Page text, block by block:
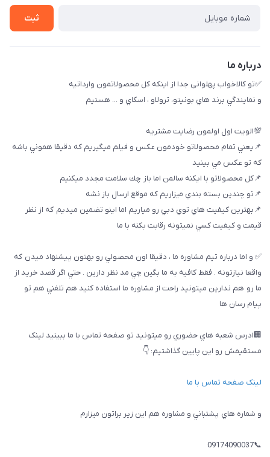
تماس با ما
ثبت
درباره ما
✅تو كالاخواب پهلوانى جدا از اينكه كل محصولاتمون وارداتيه
و نمايندگي برند هاي بونيتو، ترولاو ، اسكاي و ... هستيم
💯الويت اول اولمون رضايت مشتريه
📌يعني تمام محصولاتو خودمون عكس و فيلم ميگيريم كه دقيقا هموني باشه
كه تو عكس مي بينيد
📌كل محصولاتو با ايكنه سالمن اما باز چك سلامت مجدد ميكنيم
📌تو چندين بسته بندي ميزاريم كه موقع ارسال باز نشه
📌بهترين كيفيت هاي توي دبي رو مياريم اما اينو تضمين ميديم كه از نظر
قيمت و كيفيت كسي نميتونه رقابت بكنه با ما
✅ و اما درباره تيم مشاوره ما ، دقيقا اون محصولي رو بهتون پيشنهاد ميدن كه
واقعا نيازتونه . فقط كافيه به ما بگين چي مد نظر دارين . حتي اگر قصد خريد از
ما رو هم ندارين ميتونيد راحت از مشاوره ما استفاده كنيد هم تلفني هم تو
پيام رسان ها
🏢ادرس شعبه هاي حضوري رو ميتونيد تو صفحه تماس با ما ببینيد لینک
مستقیمش رو این پایین گذاشتیم: 👇
لینک صفحه تماس با ما
و شماره هاي پشتباني و مشاوره هم اين زير براتون ميزارم
📞09174090037